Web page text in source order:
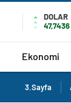
DOLAR
47,7436
Ekonomi
3.Sayfa